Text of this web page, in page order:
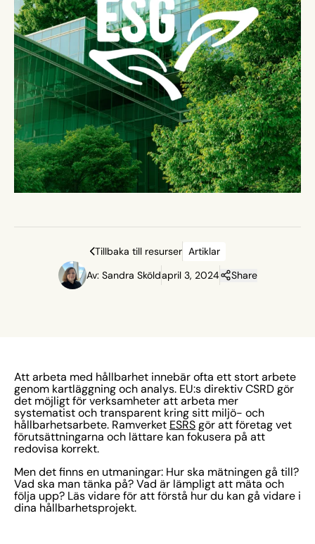
Tillbaka till resurser Artiklar
Av: Sandra Sköldapril 3, 2024 Share
Att arbeta med hållbarhet innebär ofta ett stort arbete
genom kartläggning och analys. EU:s direktiv CSRD gör
det möjligt för verksamheter att arbeta mer
systematist och transparent kring sitt miljö- och
hållbarhetsarbete. Ramverket ESRS gör att företag vet
förutsättningarna och lättare kan fokusera på att
redovisa korrekt.
Men det finns en utmaningar: Hur ska mätningen gå till?
Vad ska man tänka på? Vad är lämpligt att mäta och
följa upp? Läs vidare för att förstå hur du kan gå vidare i
dina hållbarhetsprojekt.